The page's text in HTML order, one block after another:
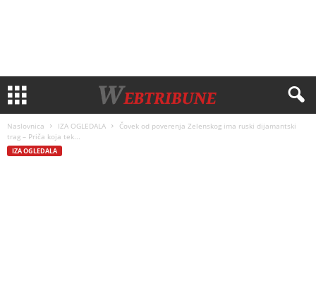
Naslovnica IZA OGLEDALA
Čovek od poverenja Zelenskog ima ruski dijamantski
trag – Priča koja tek...
IZA OGLEDALA